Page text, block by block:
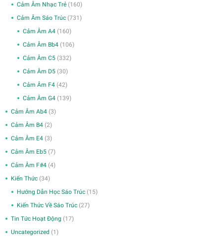
Cảm Âm Nhạc Trẻ (160)
Cảm Âm Sáo Trúc (731)
Cảm Âm A4 (160)
Cảm Âm Bb4 (106)
Cảm Âm C5 (332)
Cảm Âm D5 (30)
Cảm Âm F4 (42)
Cảm Âm G4 (139)
Cảm Âm Ab4 (3)
Cảm Âm B4 (2)
Cảm Âm E4 (3)
Cảm Âm Eb5 (7)
Cảm Âm F#4 (4)
Kiến Thức (34)
Hướng Dẫn Học Sáo Trúc (15)
Kiến Thức Về Sáo Trúc (27)
Tin Tức Hoạt Động (17)
Uncategorized (1)